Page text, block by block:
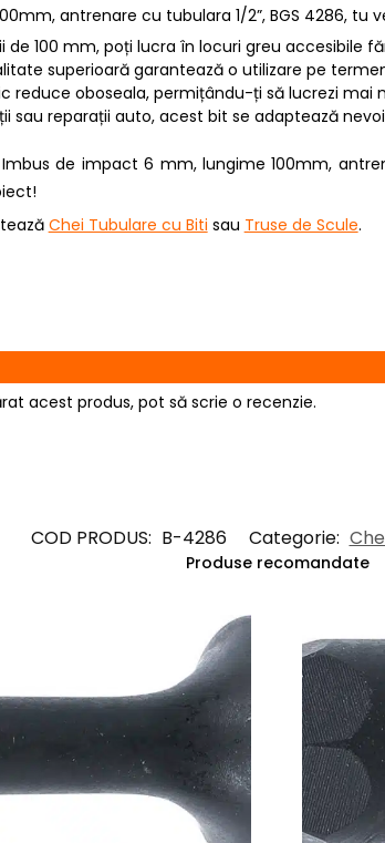
antrenare cu tubulara 1/2”, BGS 4286, tu
de 100 mm, poți lucra în locuri greu accesibile
superioară garantează o utilizare pe
reduce oboseala, permițându-ți să lucrezi mai
sau reparații auto, acest bit se adaptează
de impact 6 mm, lungime 100mm,
Chei Tubulare cu Biti sau Truse de Scule.
acest produs, pot să scrie o recenzie.
COD PRODUS: B-4286 Categorie:
Produse recomandate